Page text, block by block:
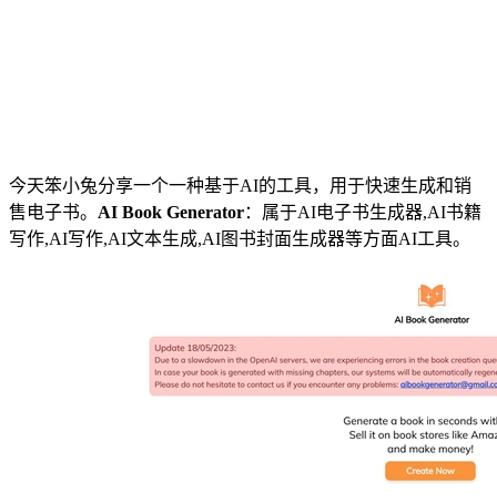
今天笨小兔分享一个一种基于AI的工具，用于快速生成和销
售电子书。 AI Book Generator：属于AI电子书生成器,AI书籍
写作,AI写作,AI文本生成,AI图书封面生成器等方面AI工具。